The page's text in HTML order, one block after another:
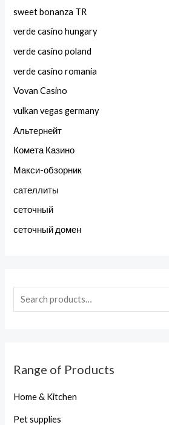
sweet bonanza TR
verde casino hungary
verde casino poland
verde casino romania
Vovan Casino
vulkan vegas germany
Альтернейт
Комета Казино
Макси-обзорник
сателлиты
сеточный
сеточный домен
Range of Products
Home & Kitchen
Pet supplies